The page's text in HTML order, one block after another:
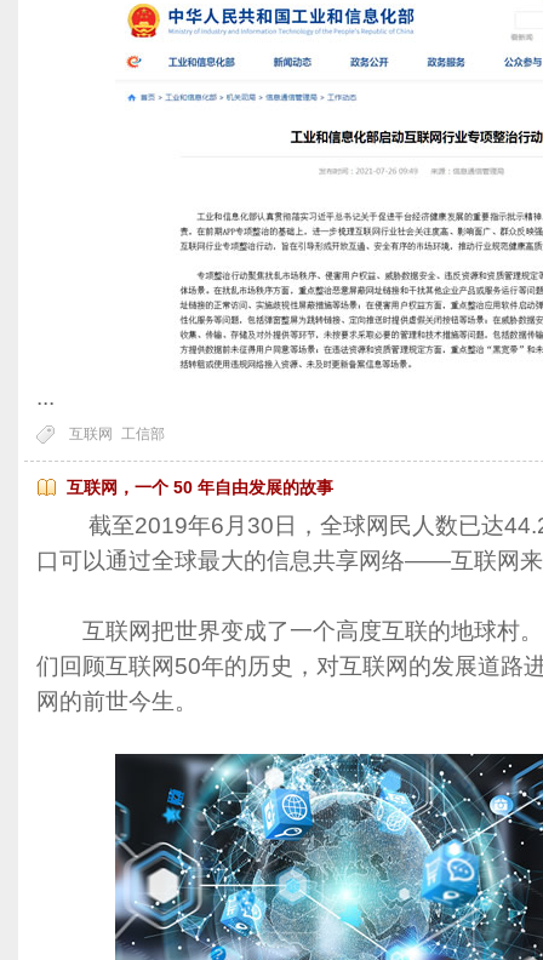
...
互联网 工信部
互联网，一个 50 年自由发展的故事
截至2019年6月30日，全球网民人数已达
口可以通过全球最大的信息共享网络——互联网
互联网把世界变成了一个高度互联的地球村。
们回顾互联网50年的历史，对互联网的发展道路
网的前世今生。